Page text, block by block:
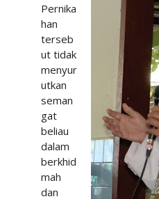
Pernika
han
terseb
ut tidak
menyur
utkan
seman
gat
beliau
dalam
berkhid
mah
dan